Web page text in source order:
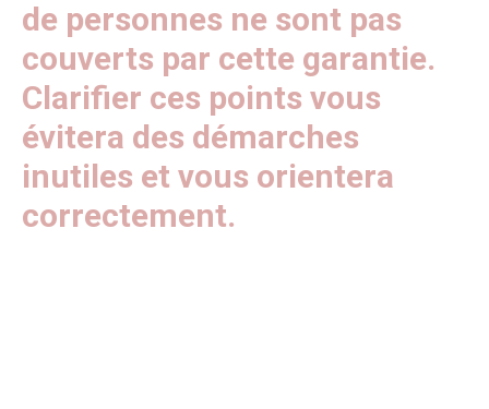
de personnes ne sont pas
couverts par cette garantie.
Clarifier ces points vous
évitera des démarches
inutiles et vous orientera
correctement.